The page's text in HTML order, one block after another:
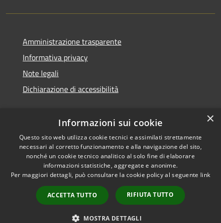
Amministrazione trasparente
Informativa privacy
Note legali
Dichiarazione di accessibilità
RSS
Accessibilità
Copyright © 2026 • Comune di
Ossi • Powered by
Municipium•
Accesso
redazione
×
Informazioni sui cookie
Questo sito web utilizza cookie tecnici e assimilati strettamente
necessari al corretto funzionamento e alla navigazione del sito,
nonché un cookie tecnico analitico al solo fine di elaborare
informazioni statistiche, aggregate e anonime.
Per maggiori dettagli, può consultare la cookie policy al seguente link
ACCETTA TUTTO RIFIUTA TUTTO
MOSTRA DETTAGLI